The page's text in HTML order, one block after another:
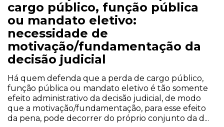
cargo público, função pública
ou mandato eletivo:
necessidade de
motivação/fundamentação da
decisão judicial
Há quem defenda que a perda de cargo público,
função pública ou mandato eletivo é tão somente
efeito administrativo da decisão judicial, de modo
que a motivação/fundamentação, para esse efeito
da pena, pode decorrer do próprio conjunto da d...